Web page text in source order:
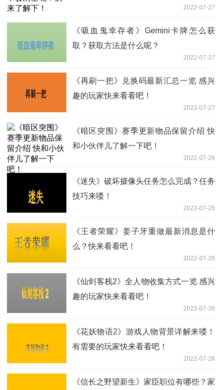
2022-07-27
《吸血鬼幸存者》Gemini卡牌怎么获
取？获取方法是什么呢？
2022-07-27
《再刷一把》兑换码最新汇总一览 感兴
趣的玩家快来看看吧！
2022-07-27
《暗区突围》赛季更新物品保留介绍 快
和小伙伴儿了解一下吧！
2022-07-26
《迷失》破坏摄像头任务怎么完成？任务
技巧来喽！
2022-07-26
《王者荣耀》姜子牙重做最新消息是什
么？快来看看吧！
2022-07-26
《仙剑客栈2》全人物收集方式一览 感兴
趣的玩家快来看看吧！
2022-07-26
《花妖物语2》游戏人物背景详解来喽！
有需要的玩家快来看看吧！
2022-07-26
《信长之野望新生》家臣职位有哪些？家